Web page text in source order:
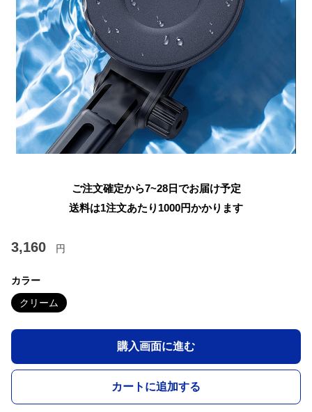
ご注文確定から7~28日でお届け予定
送料は1注文あたり 1000円かかります
3,160 円
カラー
クリーム
購入画面に進む
カートに追加する